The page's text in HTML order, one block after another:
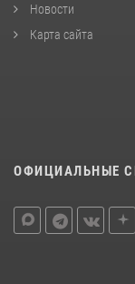
Новости
Карта сайта
ОФИЦИАЛЬНЫЕ